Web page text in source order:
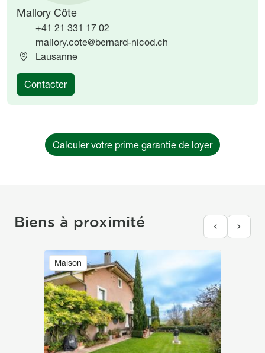
Mallory Côte
+41 21 331 17 02
mallory.cote@bernard-nicod.ch
Lausanne
Contacter
Calculer votre prime garantie de loyer
Biens à proximité
Maison
Image